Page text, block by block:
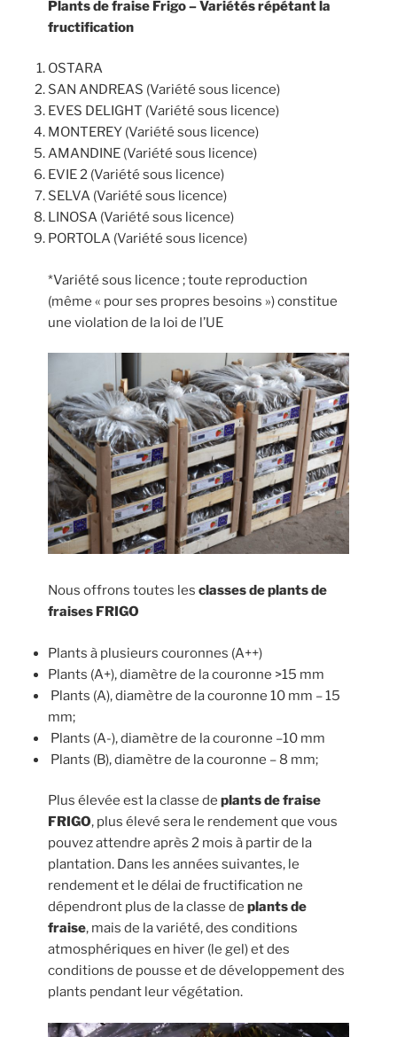
Plants de fraise Frigo – Variétés répétant la
fructification
OSTARA
SAN ANDREAS (Variété sous licence)
EVES DELIGHT (Variété sous licence)
MONTEREY (Variété sous licence)
AMANDINE (Variété sous licence)
EVIE 2 (Variété sous licence)
SELVA (Variété sous licence)
LINOSA (Variété sous licence)
PORTOLA (Variété sous licence)
*Variété sous licence ; toute reproduction
(même « pour ses propres besoins ») constitue
une violation de la loi de l’UE
Nous offrons toutes les classes de plants de
fraises FRIGO
Plants à plusieurs couronnes (A++)
Plants (A+), diamètre de la couronne >15 mm
Plants (A), diamètre de la couronne 10 mm – 15
mm;
Plants (A-), diamètre de la couronne –10 mm
Plants (B), diamètre de la couronne – 8 mm;
Plus élevée est la classe de plants de fraise
FRIGO, plus élevé sera le rendement que vous
pouvez attendre après 2 mois à partir de la
plantation. Dans les années suivantes, le
rendement et le délai de fructification ne
dépendront plus de la classe de plants de
fraise, mais de la variété, des conditions
atmosphériques en hiver (le gel) et des
conditions de pousse et de développement des
plants pendant leur végétation.